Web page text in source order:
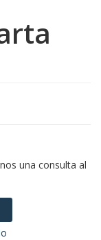
una consulta al